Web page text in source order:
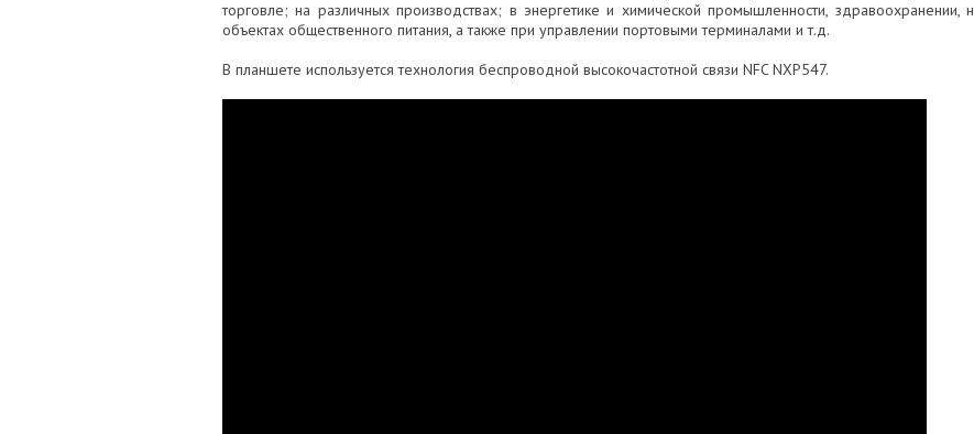
торговле; на различных производствах; в энергетике и химической промышленности, здравоохранении,
объектах общественного питания, а также при управлении портовыми терминалами и т.д.
В планшете используется технология беспроводной высокочастотной связи NFC NXP547.